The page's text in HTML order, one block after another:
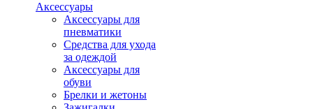
Аксессуары
Аксессуары для
пневматики
Средства для ухода
за одеждой
Аксессуары для
обуви
Брелки и жетоны